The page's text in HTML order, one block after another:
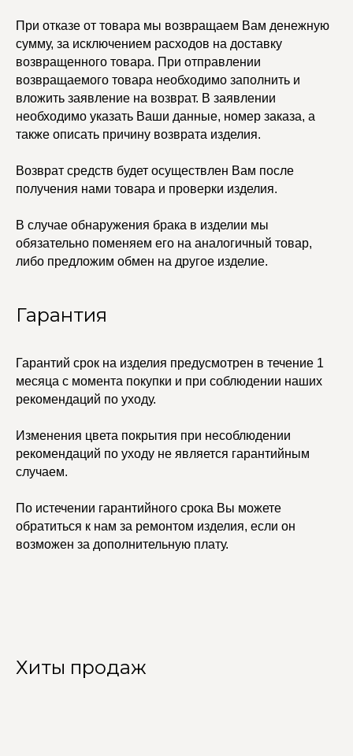
При отказе от товара мы возвращаем Вам денежную
сумму, за исключением расходов на доставку
возвращенного товара. При отправлении
возвращаемого товара необходимо заполнить и
вложить заявление на возврат. В заявлении
необходимо указать Ваши данные, номер заказа, а
также описать причину возврата изделия.
Возврат средств будет осуществлен Вам после
получения нами товара и проверки изделия.
В случае обнаружения брака в изделии мы
обязательно поменяем его на аналогичный товар,
либо предложим обмен на другое изделие.
Гарантия
Гарантий срок на изделия предусмотрен в течение 1
месяца с момента покупки и при соблюдении наших
рекомендаций по уходу.
Изменения цвета покрытия при несоблюдении
рекомендаций по уходу не является гарантийным
случаем.
По истечении гарантийного срока Вы можете
обратиться к нам за ремонтом изделия, если он
возможен за дополнительную плату.
Хиты продаж
+7 (965) 622-73-33
В ПОДАРОК
Доставка и оплата
Возврат и гарантия
Договор оферты
Политика
конфиденциальности
ПОКУПАТЕЛЯМ
Кольца
Колье
Ремни
Серьги
Чокеры
Упаковка
Трансформеры
Не бриллианты, потому
что по любви